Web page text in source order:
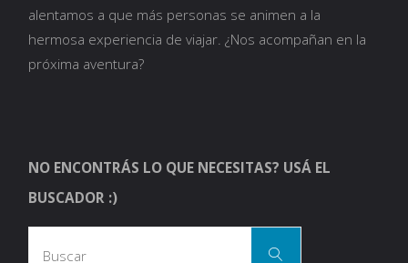
alentamos a que más personas se animen a la
hermosa experiencia de viajar. ¿Nos acompañan en la
próxima aventura?
NO ENCONTRÁS LO QUE NECESITAS? USÁ EL
BUSCADOR :)
Buscar